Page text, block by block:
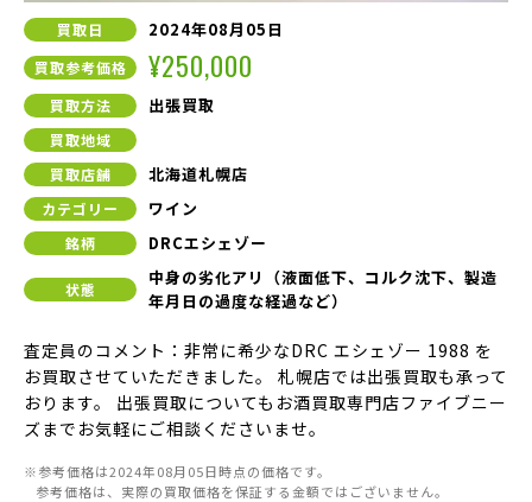
買取日 2024年08月05日
買取参考価格 ¥250,000
買取方法 出張買取
買取地域
買取店舗
北海道札幌店
カテゴリー ワイン
銘柄 DRCエシェゾー
状態
中身の劣化アリ（液面低下、コルク沈下、製造
年月日の過度な経過など）
査定員のコメント：非常に希少なDRC エシェゾー 1988 を
お買取させていただきました。 札幌店では出張買取も承って
おります。 出張買取についてもお酒買取専門店ファイブニー
ズまでお気軽にご相談くださいませ。
※参考価格は2024年08月05日時点の価格です。
参考価格は、実際の買取価格を保証する金額ではございません。